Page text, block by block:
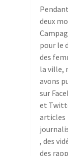
deux
pour le
des
la ville,
avons
sur
et
articles
, des
des